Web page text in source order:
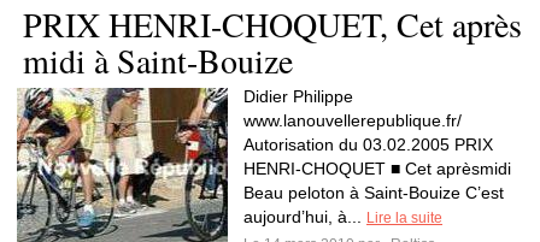
PRIX HENRI-CHOQUET, Cet après
midi à Saint-Bouize
Didier Philippe
www.lanouvellerepublique.fr/
Autorisation du 03.02.2005 PRIX
HENRI-CHOQUET ■ Cet aprèsmidi
Beau peloton à Saint-Bouize C’est
aujourd’hui, à...
Lire la suite